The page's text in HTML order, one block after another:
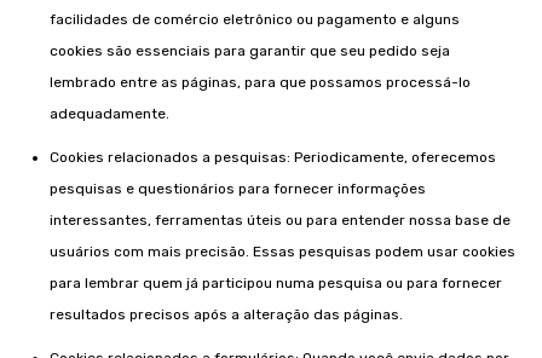
facilidades de comércio eletrônico ou pagamento e alguns
cookies são essenciais para garantir que seu pedido seja
lembrado entre as páginas, para que possamos processá-lo
adequadamente.
Cookies relacionados a pesquisas: Periodicamente, oferecemos
pesquisas e questionários para fornecer informações
interessantes, ferramentas úteis ou para entender nossa base de
usuários com mais precisão. Essas pesquisas podem usar cookies
para lembrar quem já participou numa pesquisa ou para fornecer
resultados precisos após a alteração das páginas.